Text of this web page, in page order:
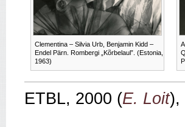
Clementina – Silvia Urb, Benjamin Kidd –
Endel Pärn. Rombergi „Kõrbelaul”. (Estonia,
1963)
ETBL, 2000 (E. Loit),